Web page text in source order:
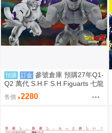
預購 訂金 參號倉庫 預購27年Q1-
Q2 萬代 S.H.F S.H.Figuarts 七龍
珠 FULL POWER 弗力札 戰損版
售價 2280